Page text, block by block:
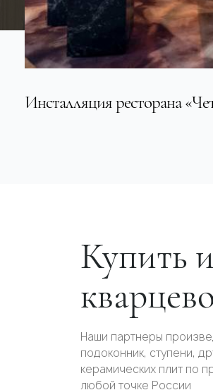
Инсталляция ресторана
Купить
Наши партнеры
подоконник, ступени,
керамических плит по
любой точке России